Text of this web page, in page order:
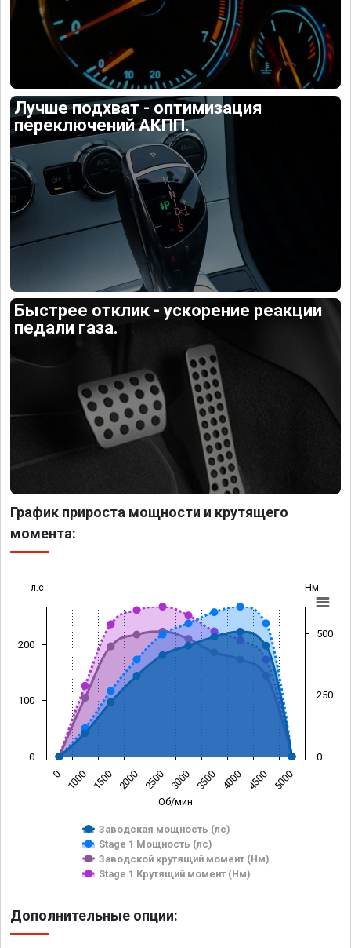
Лучше подхват - оптимизация
переключений АКПП.
Быстрее отклик - ускорение реакции
педали газа.
График прироста мощности и крутящего
момента:
Об/мин
л.с. Нм
Заводская мощность (лс)
Stage 1 Мощность (лс)
Заводской крутящий момент (Нм)
Stage 1 Крутящий момент (Нм)
0 1000 1500 2000 2500 3000 3500 4000 4500 5000
0
100
200
0
250
500
Дополнительные опции: